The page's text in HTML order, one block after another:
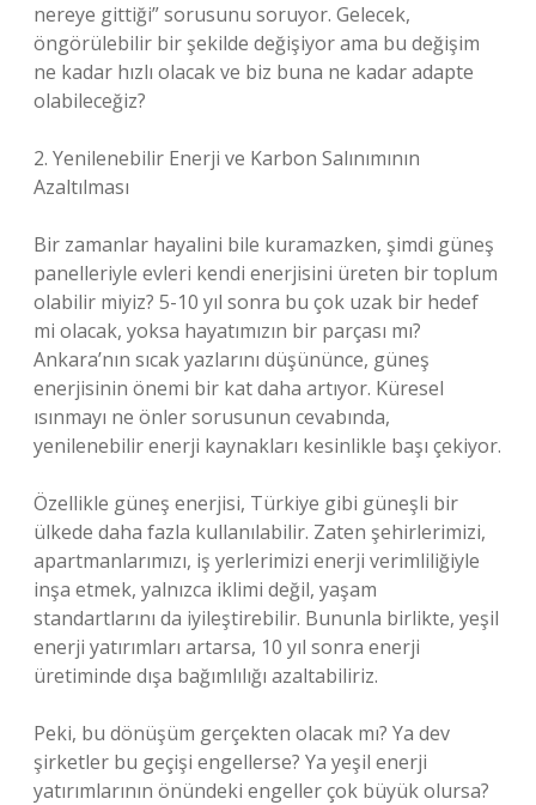
nereye gittiği” sorusunu soruyor. Gelecek,
öngörülebilir bir şekilde değişiyor ama bu değişim
ne kadar hızlı olacak ve biz buna ne kadar adapte
olabileceğiz?
2. Yenilenebilir Enerji ve Karbon Salınımının
Azaltılması
Bir zamanlar hayalini bile kuramazken, şimdi güneş
panelleriyle evleri kendi enerjisini üreten bir toplum
olabilir miyiz? 5-10 yıl sonra bu çok uzak bir hedef
mi olacak, yoksa hayatımızın bir parçası mı?
Ankara’nın sıcak yazlarını düşününce, güneş
enerjisinin önemi bir kat daha artıyor. Küresel
ısınmayı ne önler sorusunun cevabında,
yenilenebilir enerji kaynakları kesinlikle başı çekiyor.
Özellikle güneş enerjisi, Türkiye gibi güneşli bir
ülkede daha fazla kullanılabilir. Zaten şehirlerimizi,
apartmanlarımızı, iş yerlerimizi enerji verimliliğiyle
inşa etmek, yalnızca iklimi değil, yaşam
standartlarını da iyileştirebilir. Bununla birlikte, yeşil
enerji yatırımları artarsa, 10 yıl sonra enerji
üretiminde dışa bağımlılığı azaltabiliriz.
Peki, bu dönüşüm gerçekten olacak mı? Ya dev
şirketler bu geçişi engellerse? Ya yeşil enerji
yatırımlarının önündeki engeller çok büyük olursa?